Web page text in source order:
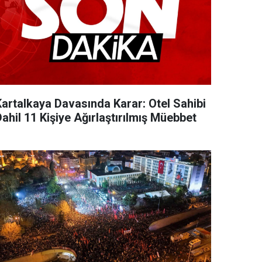
Davasında Karar: Otel Sahibi
11 Kişiye Ağırlaştırılmış Müebbet